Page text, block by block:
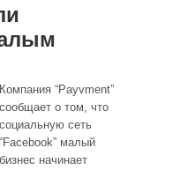
Компания “Payvment”
сообщает о том, что
социальную сеть
“Facebook” малый
бизнес начинает